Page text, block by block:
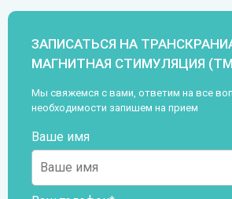
ЗАПИСАТЬСЯ НА
МАГНИТНАЯ СТИМУЛЯЦИЯ
Мы свяжемся с вами, ответим на все
необходимости запишем на прием
Ваше имя